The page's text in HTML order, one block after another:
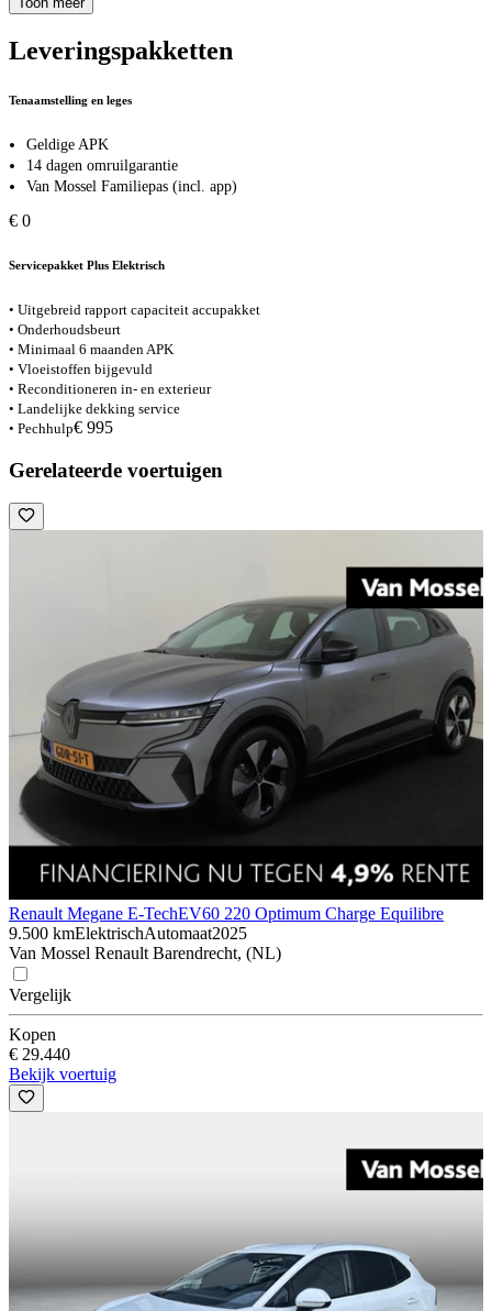
Leveringspakketten
Tenaamstelling en leges
Geldige APK
14 dagen omruilgarantie
Van Mossel Familiepas (incl. app)
€ 0
Servicepakket Plus Elektrisch
• Uitgebreid rapport capaciteit accupakket
• Onderhoudsbeurt
• Minimaal 6 maanden APK
• Vloeistoffen bijgevuld
• Reconditioneren in- en exterieur
• Landelijke dekking service
• Pechhulp€ 995
Gerelateerde voertuigen
Renault Megane E-TechEV60 220 Optimum Charge Equilibre
9.500 kmElektrischAutomaat2025
Van Mossel Renault Barendrecht, (NL)
Vergelijk
Kopen
€ 29.440
Bekijk voertuig